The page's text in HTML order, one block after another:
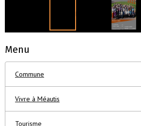
Menu
Commune
Vivre à Méautis
Tourisme